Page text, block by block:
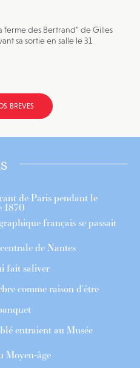
ferme des Bertrand" de Gilles
sa sortie en salle le 31
BRÈVES
de Paris pendant le
1870
français se passait
de Nantes
fait saliver
comme raison d’être
entraient au Musée
Moyen-âge